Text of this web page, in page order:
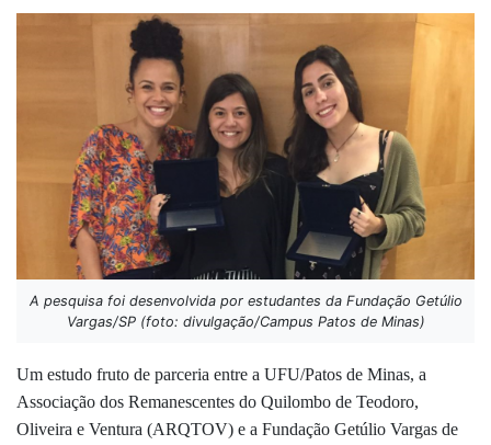
A pesquisa foi desenvolvida por estudantes da Fundação Getúlio
Vargas/SP (foto: divulgação/Campus Patos de Minas)
Um estudo fruto de parceria entre a UFU/Patos de Minas, a
Associação dos Remanescentes do Quilombo de Teodoro,
Oliveira e Ventura (ARQTOV) e a Fundação Getúlio Vargas de